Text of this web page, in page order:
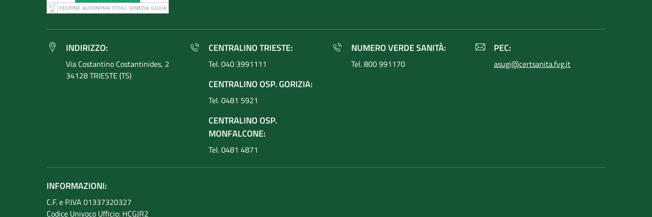
INDIRIZZO:
Via Costantino Costantinides, 2
34128 TRIESTE (TS)
CENTRALINO TRIESTE:
Tel. 040 3991111
CENTRALINO OSP. GORIZIA:
Tel. 0481 5921
CENTRALINO OSP.
MONFALCONE:
Tel. 0481 4871
NUMERO VERDE SANITÀ:
Tel. 800 991170
PEC:
asugi@certsanita.fvg.it
INFORMAZIONI:
C.F. e P.IVA 01337320327
Codice Univoco Ufficio: HCGJR2